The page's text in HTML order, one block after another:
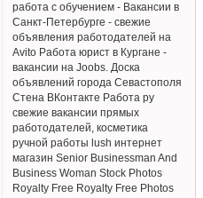
работа с обучением - Вакансии в
Санкт-Петербурге - свежие
объявления работодателей на
Avito Работа юрист в Кургане -
вакансии на Joobs. Доска
объявлений города Севастополя
Стена ВКонтакте Работа ру
свежие вакансии прямых
работодателей, косметика
ручной работы lush интернет
магазин Senior Businessman And
Business Woman Stock Photos
Royalty Free Royalty Free Photos